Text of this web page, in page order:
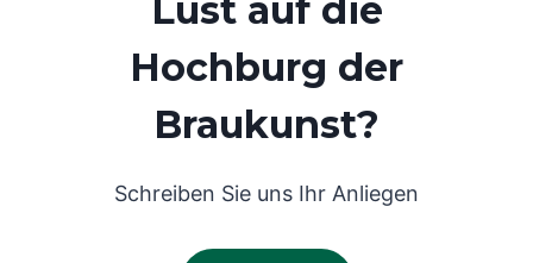
Lust auf die
Hochburg der
Braukunst?
Schreiben Sie uns Ihr Anliegen